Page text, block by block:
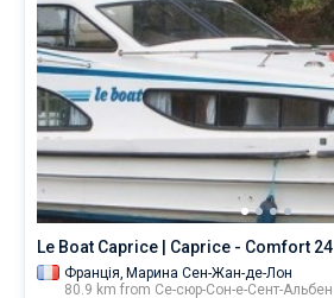
Le Boat Caprice | Caprice - Comfort 24
Франція, Марина Сен-Жан-де-Лон
80.9 km from Се-сюр-Сон-е-Сент-Альбен